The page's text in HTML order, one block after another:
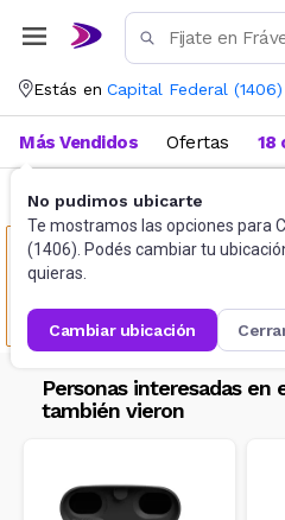
Estás en Capital Federal (1406)
No pudimos ubicarte
Te mostramos las opciones para
(1406). Podés cambiar tu
quieras.
cambiar ubicación
Más Vendidos Ofertas 18
Gaming PC Auriculares
Este producto no se
Personas interesadas en
también vieron